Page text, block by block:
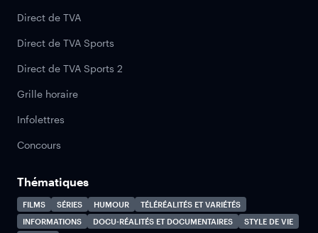
Direct de TVA
Direct de TVA Sports
Direct de TVA Sports 2
Grille horaire
Infolettres
Concours
Thématiques
FILMS SÉRIES HUMOUR
TÉLÉRÉALITÉS ET VARIÉTÉS
INFORMATIONS
DOCU-RÉALITÉS ET DOCUMENTAIRES
STYLE DE VIE